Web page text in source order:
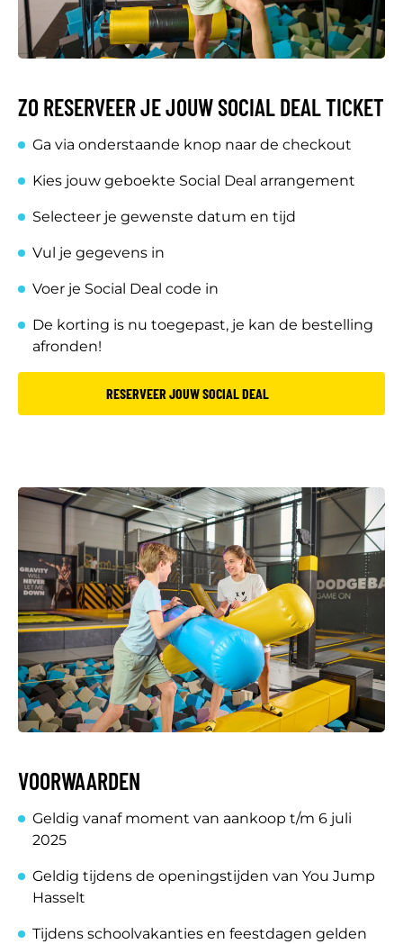
ZO RESERVEER JE JOUW SOCIAL DEAL TICKET
Ga via onderstaande knop naar de checkout
Kies jouw geboekte Social Deal arrangement
Selecteer je gewenste datum en tijd
Vul je gegevens in
Voer je Social Deal code in
De korting is nu toegepast, je kan de bestelling
afronden!
RESERVEER JOUW SOCIAL DEAL
VOORWAARDEN
Geldig vanaf moment van aankoop t/m 6 juli
2025
Geldig tijdens de openingstijden van You Jump
Hasselt
Tijdens schoolvakanties en feestdagen gelden